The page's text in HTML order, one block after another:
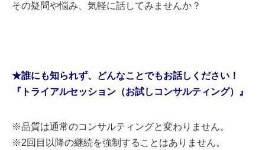
その疑問や悩み、気軽に話してみませんか？
★誰にも知られず、どんなことでもお話しください！
『トライアルセッション（お試しコンサルティング）』
※品質は通常のコンサルティングと変わりません。
※2回目以降の継続を強制することはありません。